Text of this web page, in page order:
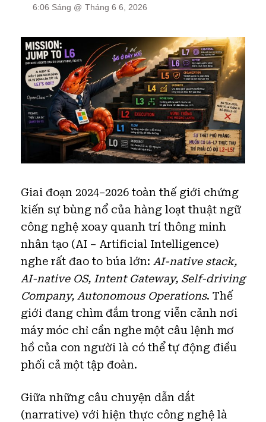
6:06 Sáng @ Tháng 6 6, 2026
Giai đoạn 2024–2026 toàn thế giới chứng
kiến sự bùng nổ của hàng loạt thuật ngữ
công nghệ xoay quanh trí thông minh
nhân tạo (AI – Artificial Intelligence)
nghe rất đao to búa lớn: AI-native stack,
AI-native OS, Intent Gateway, Self-driving
Company, Autonomous Operations. Thế
giới đang chìm đắm trong viễn cảnh nơi
máy móc chỉ cần nghe một câu lệnh mơ
hồ của con người là có thể tự động điều
phối cả một tập đoàn.
Giữa những câu chuyện dẫn dắt
(narrative) với hiện thực công nghệ là